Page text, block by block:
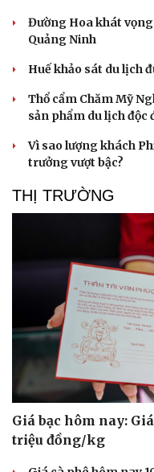
Doanh nghiệp
Thông tin doanh nghiệp
Đường Hoa khát vọng
Quảng Ninh
Huế khảo sát du lịch
Thổ cẩm Chăm Mỹ
sản phẩm du lịch độc
Vì sao lượng khách
trưởng vượt bậc?
THỊ TRƯỜNG
Giá bạc hôm nay:
triệu đồng/kg